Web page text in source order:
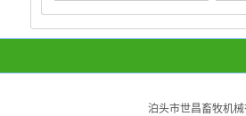
泊头市世昌畜牧机